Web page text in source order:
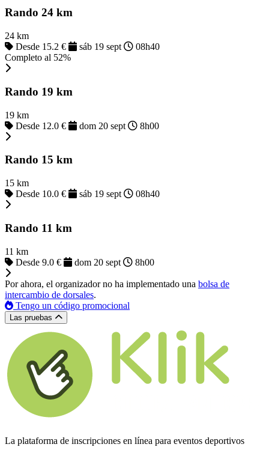
Rando 24 km
24 km
Desde 15.2 €
sáb 19 sept
08h40
Completo al 52%
Rando 19 km
19 km
Desde 12.0 €
dom 20 sept 8h00
Rando 15 km
15 km
Desde 10.0 €
sáb 19 sept 08h40
Rando 11 km
11 km
Desde 9.0 €
dom 20 sept 8h00
Por ahora, el organizador no ha implementado una bolsa de
intercambio de dorsales.
Tengo un código promocional
Las pruebas
La plataforma de inscripciones en línea para eventos deportivos